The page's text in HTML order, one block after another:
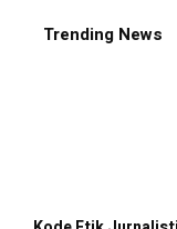
Trending News